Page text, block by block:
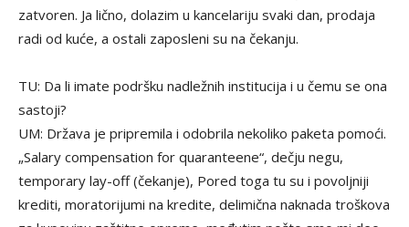
zatvoren. Ja lično, dolazim u kancelariju svaki dan, prodaja
radi od kuće, a ostali zaposleni su na čekanju.
TU: Da li imate podršku nadležnih institucija i u čemu se ona
sastoji?
UM: Država je pripremila i odobrila nekoliko paketa pomoći.
„Salary compensation for quaranteene“, dečju negu,
temporary lay-off (čekanje), Pored toga tu su i povoljniji
krediti, moratorijumi na kredite, delimična naknada troškova